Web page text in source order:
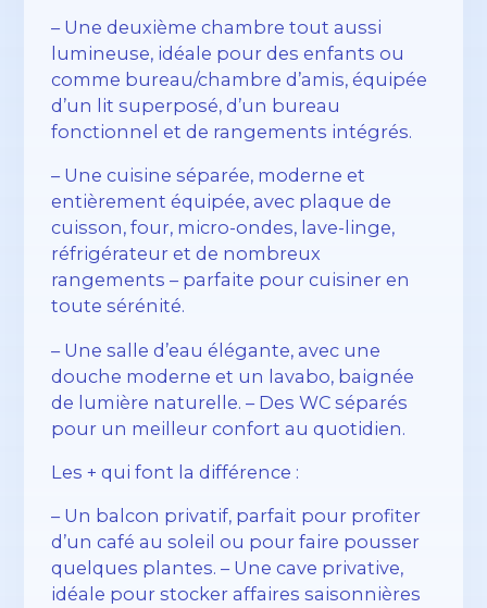
– Une deuxième chambre tout aussi
lumineuse, idéale pour des enfants ou
comme bureau/chambre d’amis, équipée
d’un lit superposé, d’un bureau
fonctionnel et de rangements intégrés.
– Une cuisine séparée, moderne et
entièrement équipée, avec plaque de
cuisson, four, micro-ondes, lave-linge,
réfrigérateur et de nombreux
rangements – parfaite pour cuisiner en
toute sérénité.
– Une salle d’eau élégante, avec une
douche moderne et un lavabo, baignée
de lumière naturelle. – Des WC séparés
pour un meilleur confort au quotidien.
Les + qui font la différence :
– Un balcon privatif, parfait pour profiter
d’un café au soleil ou pour faire pousser
quelques plantes. – Une cave privative,
idéale pour stocker affaires saisonnières